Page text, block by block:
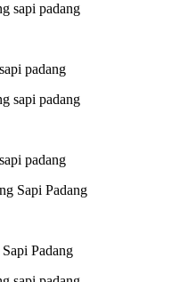
padang
padang
Padang